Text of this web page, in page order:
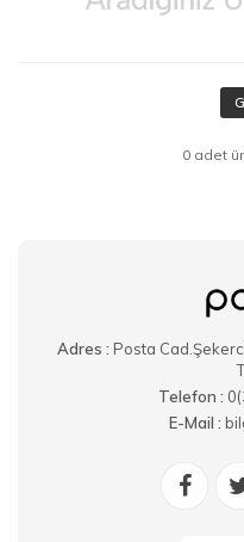
0 adet
Adres : Posta
Telefon :
E-Mail :